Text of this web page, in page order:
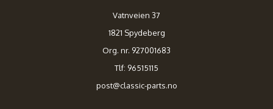
Vatnveien 37
1821 Spydeberg
Org. nr. 927001683
Tlf: 96515115
post@classic-parts.no